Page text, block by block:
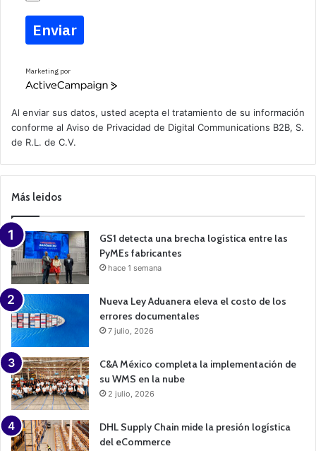
Enviar
Marketing por
A
v
e
a
m
a
n
Al enviar sus datos, usted acepta el tratamiento de su información
conforme al Aviso de Privacidad de Digital Communications B2B, S.
de R.L. de C.V.
Más leidos
GS1 detecta una brecha logística entre las
PyMEs fabricantes
hace 1 semana
Nueva Ley Aduanera eleva el costo de los
errores documentales
7 julio, 2026
C&A México completa la implementación de
su WMS en la nube
2 julio, 2026
DHL Supply Chain mide la presión logística
del eCommerce